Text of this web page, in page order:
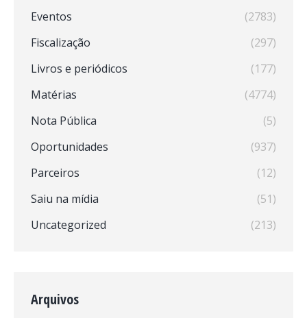
Eventos
(2783)
Fiscalização
(297)
Livros e periódicos
(177)
Matérias
(4774)
Nota Pública
(5)
Oportunidades
(937)
Parceiros
(12)
Saiu na mídia
(51)
Uncategorized
(213)
Arquivos